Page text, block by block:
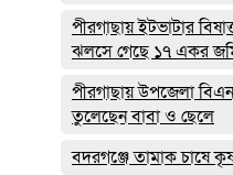
পীরগাছায় ইটভাটার
ঝলসে গেছে ১৭ একর
পীরগাছায় উপজেলা
তুলেছেন বাবা ও ছেলে
বদরগঞ্জে তামাক চাষে